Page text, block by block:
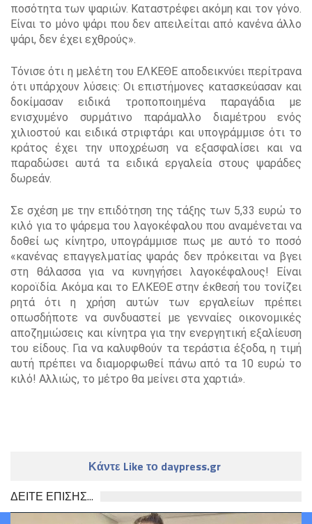
ποσότητα των ψαριών. Καταστρέφει ακόμη και τον γόνο.
Είναι το μόνο ψάρι που δεν απειλείται από κανένα άλλο
ψάρι, δεν έχει εχθρούς».
Τόνισε ότι η μελέτη του ΕΛΚΕΘΕ αποδεικνύει περίτρανα
ότι υπάρχουν λύσεις: Οι επιστήμονες κατασκεύασαν και
δοκίμασαν ειδικά τροποποιημένα παραγάδια με
ενισχυμένο συρμάτινο παράμαλλο διαμέτρου ενός
χιλιοστού και ειδικά στριφτάρι και υπογράμμισε ότι το
κράτος έχει την υποχρέωση να εξασφαλίσει και να
παραδώσει αυτά τα ειδικά εργαλεία στους ψαράδες
δωρεάν.
Σε σχέση με την επιδότηση της τάξης των 5,33 ευρώ το
κιλό για το ψάρεμα του λαγοκέφαλου που αναμένεται να
δοθεί ως κίνητρο, υπογράμμισε πως με αυτό το ποσό
«κανένας επαγγελματίας ψαράς δεν πρόκειται να βγει
στη θάλασσα για να κυνηγήσει λαγοκέφαλους! Είναι
κοροϊδία. Ακόμα και το ΕΛΚΕΘΕ στην έκθεσή του τονίζει
ρητά ότι η χρήση αυτών των εργαλείων πρέπει
οπωσδήποτε να συνδυαστεί με γενναίες οικονομικές
αποζημιώσεις και κίνητρα για την ενεργητική εξαλίευση
του είδους. Για να καλυφθούν τα τεράστια έξοδα, η τιμή
αυτή πρέπει να διαμορφωθεί πάνω από τα 10 ευρώ το
κιλό! Αλλιώς, το μέτρο θα μείνει στα χαρτιά».
Κάντε Like το daypress.gr
ΔΕΙΤΕ ΕΠΙΣΗΣ...